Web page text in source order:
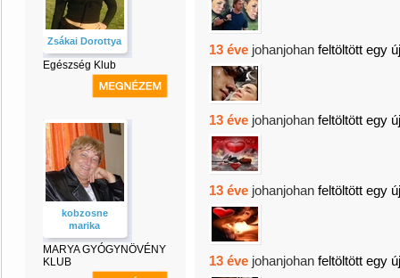
Zsákai Dorottya
Egészség Klub
kobzosne
marika
MARYA GYÓGYNÖVÉNY
KLUB
13 éve johanjohan feltöltött egy
13 éve johanjohan feltöltött egy
13 éve johanjohan feltöltött egy
13 éve johanjohan feltöltött egy